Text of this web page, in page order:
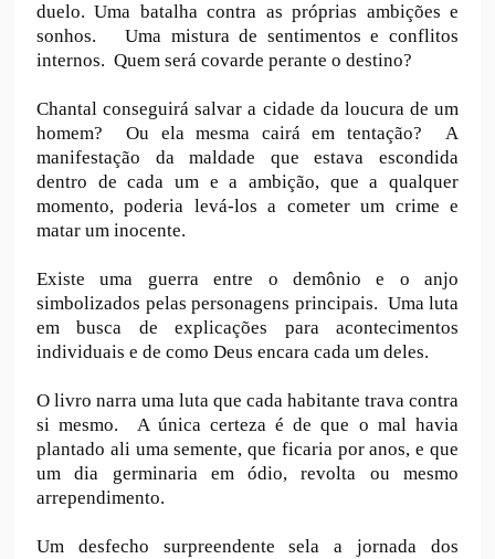
duelo. Uma batalha contra as próprias ambições e
sonhos. Uma mistura de sentimentos e conflitos
internos. Quem será covarde perante o destino?
Chantal conseguirá salvar a cidade da loucura de um
homem? Ou ela mesma cairá em tentação? A
manifestação da maldade que estava escondida
dentro de cada um e a ambição, que a qualquer
momento, poderia levá-los a cometer um crime e
matar um inocente.
Existe uma guerra entre o demônio e o anjo
simbolizados pelas personagens principais. Uma luta
em busca de explicações para acontecimentos
individuais e de como Deus encara cada um deles.
O livro narra uma luta que cada habitante trava contra
si mesmo. A única certeza é de que o mal havia
plantado ali uma semente, que ficaria por anos, e que
um dia germinaria em ódio, revolta ou mesmo
arrependimento.
Um desfecho surpreendente sela a jornada dos